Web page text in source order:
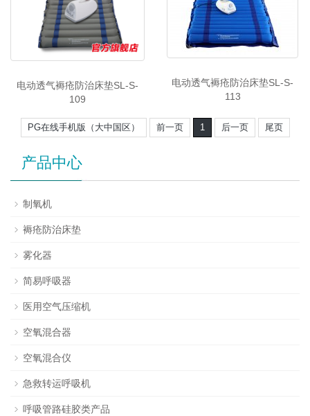
电动透气褥疮防治床垫SL-S-
109
电动透气褥疮防治床垫SL-S-
113
PG在线手机版（大中国区） 前一页 1 后一页 尾页
产品中心
制氧机
褥疮防治床垫
雾化器
简易呼吸器
医用空气压缩机
空氧混合器
空氧混合仪
急救转运呼吸机
呼吸管路硅胶类产品